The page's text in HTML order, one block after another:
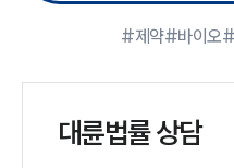
오
고객
#제약#바이오
대륜법률 상담